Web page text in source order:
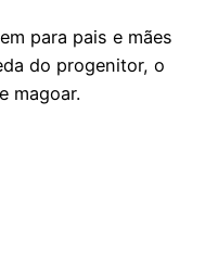
para pais e mães
do progenitor, o
magoar.